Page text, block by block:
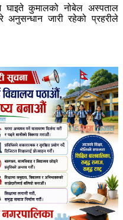
कुमालको नोबेल अस्पताल
अनुसन्धान जारी रहेको प्रहरीले